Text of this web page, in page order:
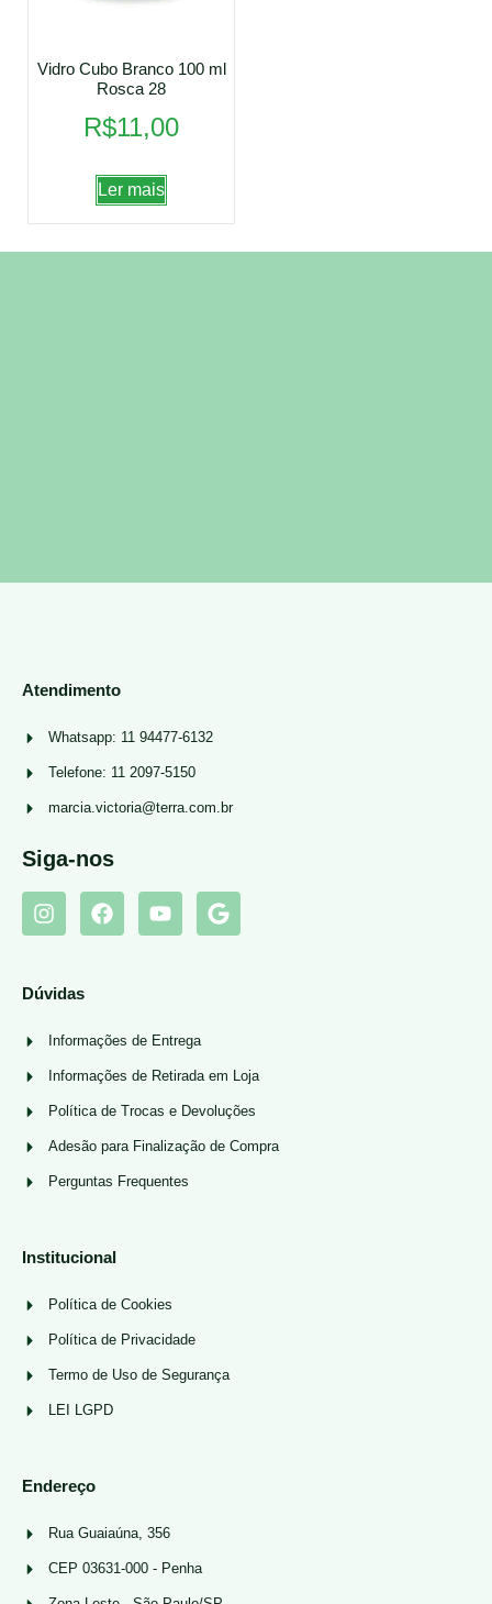
Vidro Cubo Branco 100 ml
Rosca 28
R$11,00
Ler mais
Atendimento
Whatsapp: 11 94477-6132
Telefone: 11 2097-5150
marcia.victoria@terra.com.br
Siga-nos
Dúvidas
Informações de Entrega
Informações de Retirada em Loja
Política de Trocas e Devoluções
Adesão para Finalização de Compra
Perguntas Frequentes
Institucional
Política de Cookies
Política de Privacidade
Termo de Uso de Segurança
LEI LGPD
Endereço
Rua Guaiaúna, 356
CEP 03631-000 - Penha